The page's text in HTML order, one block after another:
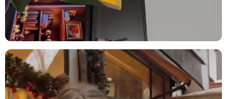
çiçek besini eklemeyi unutmayın. Çiçeklerinizi direkt güneş
ışığından, rüzgardan ve ısı kaynaklarından (radyatör, klima, soba
gibi) uzak tutun. Su seviyesini her gün kontrol ederek değiştirin ve
her su değişiminde sapları 0.5-1 cm kadar tekrar kesin. Ayrıca, suyu
klorsuz ve dinlenmiş su ile değiştirmek çiçeklerinizin ömrünü
uzatmanızı sağlayacaktır. Solan veya kuruyan çiçekleri temizleyerek
diğer çiçeklerin daha uzun süre taze kalmasını sağlayabilirsiniz.
Saklama Önerisi:Serin ve kuru yerde (+18/+22°C'de) muhafaza
ediniz. Buzdolabına koymayınız.